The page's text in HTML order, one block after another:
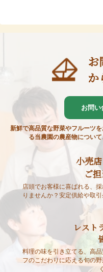
お
か
お問い
新鮮で高品質な野菜やフルーツ
る当農園の農産物につい
小売
ご
店頭でお客様に喜ばれる、
りませんか？安定供給や取
レスト
料理の味を引き立てる、高
フのこだわりに応える旬の